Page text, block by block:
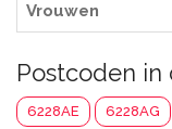
Vrouwen
Postcoden
6228AE 6228AG